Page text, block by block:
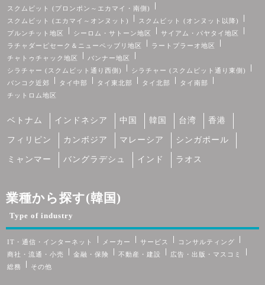
スクムビット (プロンポン～エカマイ・南側)
スクムビット (エカマイ～オンヌット)
スクムビット (オンヌット以降)
プルンチット地区
シーロム・サトーン地区
サイアム・パヤタイ地区
ラチャダーピセーク＆ニューペッブリ地区
ラートプラーオ地区
チャトゥチャック地区
バンナー地区
シラチャー (スクムビット通り西側)
シラチャー (スクムビット通り東側)
バンコク近郊
タイ中部 タイ東北部 タイ北部
タイ南部
チットロム地区
ベトナム インドネシア 中国 韓国 台湾 香港
フィリピン カンボジア マレーシア シンガポール
ミャンマー バングラデシュ インド ラオス
業種から探す(韓国)
Type of industry
IT・通信・インターネット メーカー サービス
コンサルティング
商社・流通・小売
金融・保険 不動産・建設
広告・出版・マスコミ
総務
その他